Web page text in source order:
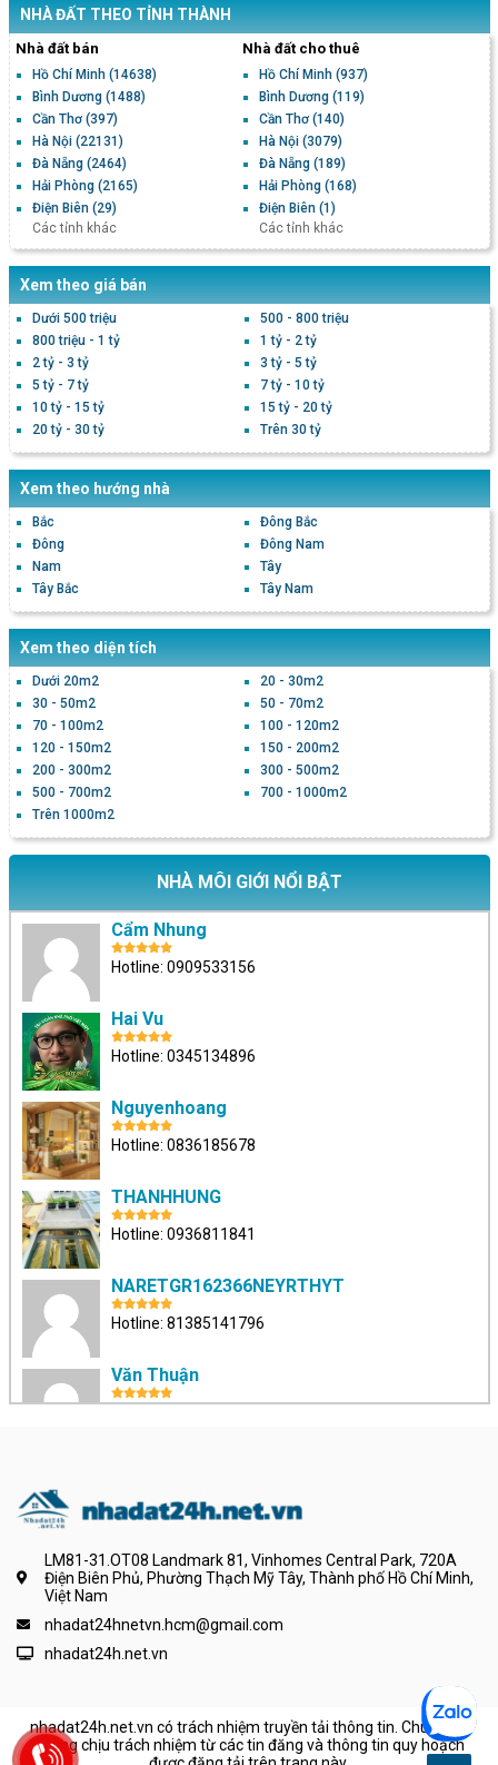
NHÀ ĐẤT THEO TỈNH THÀNH
Nhà đất bán
Hồ Chí Minh (14638)
Bình Dương (1488)
Cần Thơ (397)
Hà Nội (22131)
Đà Nẵng (2464)
Hải Phòng (2165)
Điện Biên (29)
Các tỉnh khác
Nhà đất cho thuê
Hồ Chí Minh (937)
Bình Dương (119)
Cần Thơ (140)
Hà Nội (3079)
Đà Nẵng (189)
Hải Phòng (168)
Điện Biên (1)
Các tỉnh khác
Xem theo giá bán
Dưới 500 triệu
500 - 800 triệu
800 triệu - 1 tỷ
1 tỷ - 2 tỷ
2 tỷ - 3 tỷ
3 tỷ - 5 tỷ
5 tỷ - 7 tỷ
7 tỷ - 10 tỷ
10 tỷ - 15 tỷ
15 tỷ - 20 tỷ
20 tỷ - 30 tỷ
Trên 30 tỷ
Xem theo hướng nhà
Bắc
Đông Bắc
Đông
Đông Nam
Nam
Tây
Tây Bắc
Tây Nam
Xem theo diện tích
Dưới 20m2
20 - 30m2
30 - 50m2
50 - 70m2
70 - 100m2
100 - 120m2
120 - 150m2
150 - 200m2
200 - 300m2
300 - 500m2
500 - 700m2
700 - 1000m2
Trên 1000m2
NHÀ MÔI GIỚI NỔI BẬT
Cẩm Nhung
Hotline: 0909533156
Hai Vu
Hotline: 0345134896
Nguyenhoang
Hotline: 0836185678
THANHHUNG
Hotline: 0936811841
NARETGR162366NEYRTHYT
Hotline: 81385141796
Văn Thuận
Hotline: 0334325004
Huỳnh Phúc Lâm
Hotline: 0354398466
Đỗ Tấn Tài
Phạm Khánh Trang
LM81-31.OT08 Landmark 81, Vinhomes Central Park, 720A
Điện Biên Phủ, Phường Thạch Mỹ Tây, Thành phố Hồ Chí Minh,
Việt Nam
nhadat24hnetvn.hcm@gmail.com
nhadat24h.net.vn
nhadat24h.net.vn có trách nhiệm truyền tải thông tin. Chúng tôi
không chịu trách nhiệm từ các tin đăng và thông tin quy hoạch